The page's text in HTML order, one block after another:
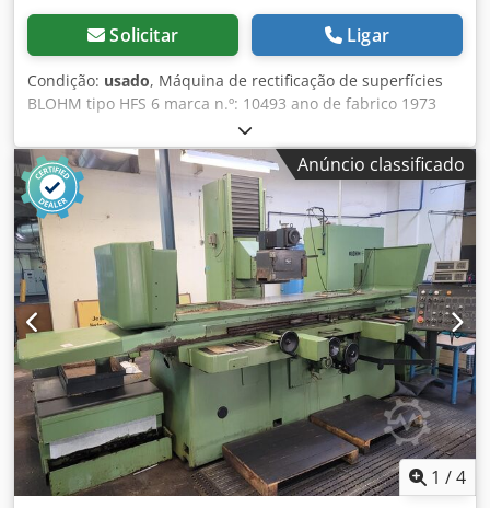
Solicitar Ligar
Condição: usado, Máquina de rectificação de superfícies
BLOHM tipo HFS 6 marca n.º: 10493 ano de fabrico 1973
placa de fixação magnética eléctrica 600 x 300 mm
comprimento de rectificação 600 mm largura de
rectificação 400 mm Movimento longitudinal da mesa máx.
650 mm Movimento transversal 350 mm Distância centro
do fuso - superfície da mesa máx. 600 mm Distância centro
do fuso - placa magnética máx. 517 mm Superfície de
fixação da mesa 1020 x 300 mm Diâmetro da mó 300 mm
Largura da mó 50 mm Furo da mó 76 mm Avanço
longitudinal da mesa 2-30 m/min infinitamente variável
Avanço transversal da mesa 2-65 mm eléctrico contínuo
Avanço transversal 3 m/min Avanço vertical 0,001 - 0,020
mm por impulso de alimentação Indexação vertical 0,250
m/min Velocidade da mó 1400 / 2800 rpm Potência do
motor bomba hidráulica 2,2 kW Potência do motor do fuso
de rectificação 5 / 6 kW Ligação à rede eléctrica 380 volts,
50 Hz. Potência total 11 kW - regulação automática da
profundidade - movimento hidráulico longitudinal da
Anúncio classificado
1 /4